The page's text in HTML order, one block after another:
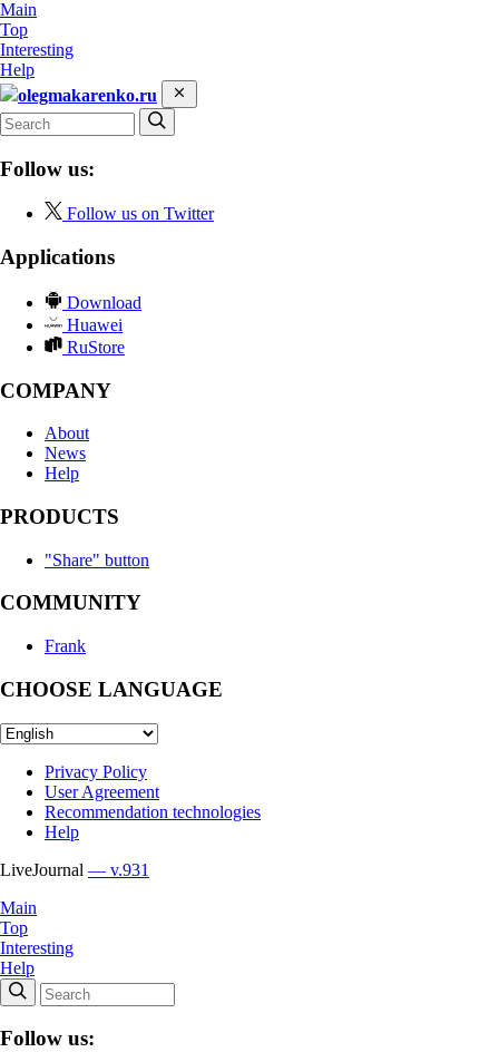
Main
Top
Interesting
Help
olegmakarenko.ru
Follow us:
Follow us on Twitter
Applications
Download
Huawei
RuStore
COMPANY
About
News
Help
PRODUCTS
"Share" button
COMMUNITY
Frank
CHOOSE LANGUAGE
Privacy Policy
User Agreement
Recommendation technologies
Help
LiveJournal — v.931
Main
Top
Interesting
Help
Follow us: